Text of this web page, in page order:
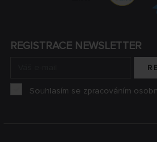
REGISTRACE NEWSLETTER
Souhlasím se zpracováním